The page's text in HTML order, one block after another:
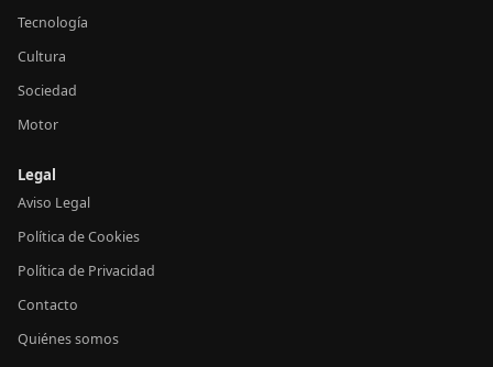
Tecnología
Cultura
Sociedad
Motor
Legal
Aviso Legal
Política de Cookies
Política de Privacidad
Contacto
Quiénes somos